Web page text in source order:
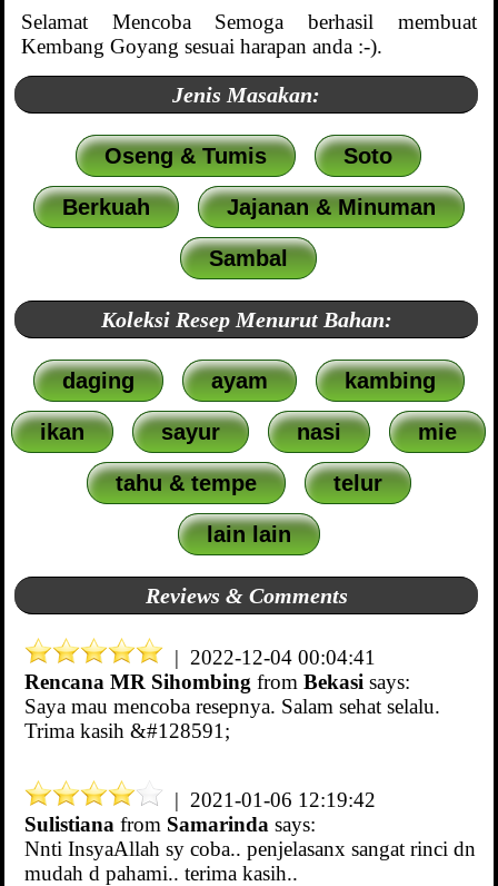
Selamat Mencoba Semoga berhasil membuat
Kembang Goyang sesuai harapan anda :-).
Jenis Masakan:
Oseng & Tumis Soto
Berkuah Jajanan & Minuman
Sambal
Koleksi Resep Menurut Bahan:
daging ayam kambing
ikan sayur nasi mie
tahu & tempe telur
lain lain
Reviews & Comments
| 2022-12-04 00:04:41
Rencana MR Sihombing from Bekasi says:
Saya mau mencoba resepnya. Salam sehat selalu.
Trima kasih &#128591;
| 2021-01-06 12:19:42
Sulistiana from Samarinda says:
Nnti InsyaAllah sy coba.. penjelasanx sangat rinci dn
mudah d pahami.. terima kasih..